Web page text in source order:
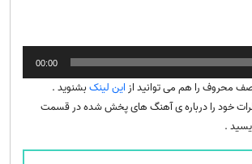
00:00
محروف را هم می توانید از این لینکبشنوید .
خود را درباره ی آهنگ های پخش شده در قسمت
.